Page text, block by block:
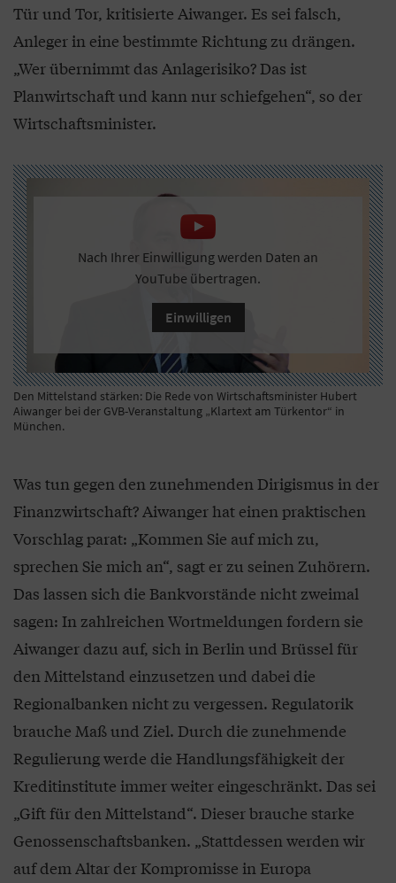
Tür und Tor, kritisierte Aiwanger. Es sei falsch,
Anleger in eine bestimmte Richtung zu drängen.
„Wer übernimmt das Anlagerisiko? Das ist
Planwirtschaft und kann nur schiefgehen“, so der
Wirtschaftsminister.
Nach Ihrer Einwilligung werden Daten an
YouTube übertragen.
Einwilligen
Den Mittelstand stärken: Die Rede von Wirtschaftsminister Hubert
Aiwanger bei der GVB-Veranstaltung „Klartext am Türkentor“ in
München.
Was tun gegen den zunehmenden Dirigismus in der
Finanzwirtschaft? Aiwanger hat einen praktischen
Vorschlag parat: „Kommen Sie auf mich zu,
sprechen Sie mich an“, sagt er zu seinen Zuhörern.
Das lassen sich die Bankvorstände nicht zweimal
sagen: In zahlreichen Wortmeldungen fordern sie
Aiwanger dazu auf, sich in Berlin und Brüssel für
den Mittelstand einzusetzen und dabei die
Regionalbanken nicht zu vergessen. Regulatorik
brauche Maß und Ziel. Durch die zunehmende
Regulierung werde die Handlungsfähigkeit der
Kreditinstitute immer weiter eingeschränkt. Das sei
„Gift für den Mittelstand“. Dieser brauche starke
Genossenschaftsbanken. „Stattdessen werden wir
auf dem Altar der Kompromisse in Europa